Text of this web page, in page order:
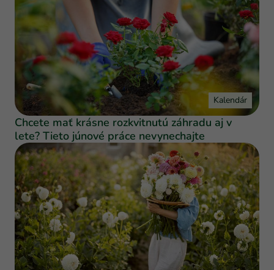
Kalendár
Chcete mať krásne rozkvitnutú záhradu aj v
lete? Tieto júnové práce nevynechajte